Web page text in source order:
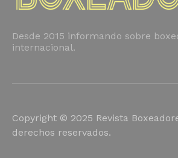
Desde 2015 informando sobre
internacional.
Copyright © 2025 Revista
derechos reservados.